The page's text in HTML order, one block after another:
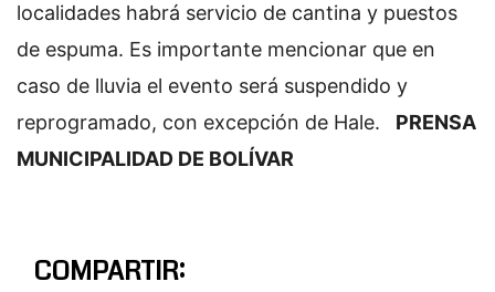
localidades habrá servicio de cantina y puestos
de espuma. Es importante mencionar que en
caso de lluvia el evento será suspendido y
reprogramado, con excepción de Hale.
PRENSA
MUNICIPALIDAD DE BOLÍVAR
COMPARTIR: